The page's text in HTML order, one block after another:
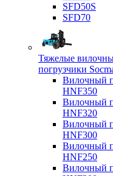
SFD50S
SFD70
Тяжелые
погрузчики
Вилочный
HNF350
Вилочный
HNF320
Вилочный
HNF300
Вилочный
HNF250
Вилочный